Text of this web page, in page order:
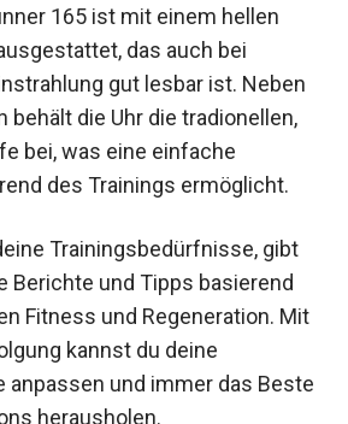
165 ist mit einem hellen
das auch bei
gut lesbar ist. Neben
die Uhr die tradionellen,
des Trainings ermöglicht.
Trainingsbedürfnisse, gibt
Berichte und Tipps basierend
Fitness und Regeneration.